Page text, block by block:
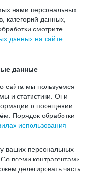
нами персональных
категорий данных,
смотрите
данных на сайте
данные
сайта мы пользуемся
и статистики. Они
о посещении
Порядок обработки
использования
ваших персональных
всеми контрагентами
делегировать часть